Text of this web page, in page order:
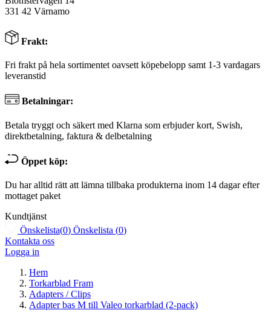
331 42 Värnamo
Frakt:
Fri frakt på hela sortimentet oavsett köpebelopp samt 1-3 vardagars
leveranstid
Betalningar:
Betala tryggt och säkert med Klarna som erbjuder kort, Swish,
direktbetalning, faktura & delbetalning
Öppet köp:
Du har alltid rätt att lämna tillbaka produkterna inom 14 dagar efter
mottaget paket
Kundtjänst
Önskelista(0) Önskelista (0)
Kontakta oss
Logga in
Hem
Torkarblad Fram
Adapters / Clips
Adapter bas M till Valeo torkarblad (2-pack)